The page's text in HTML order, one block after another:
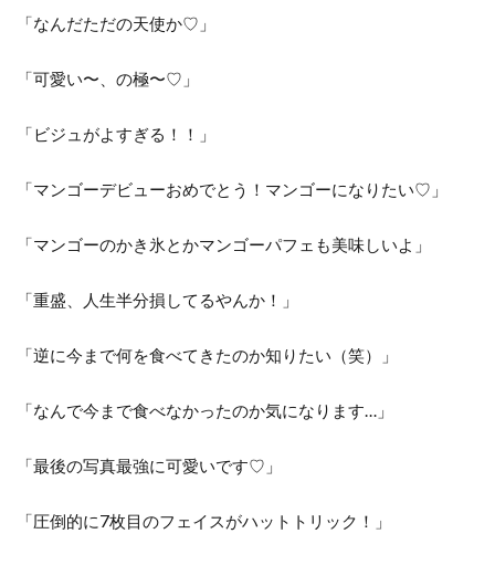
「なんだただの天使か♡」
「可愛い〜、の極〜♡」
「ビジュがよすぎる！！」
「マンゴーデビューおめでとう！マンゴーになりたい♡」
「マンゴーのかき氷とかマンゴーパフェも美味しいよ」
「重盛、人生半分損してるやんか！」
「逆に今まで何を食べてきたのか知りたい（笑）」
「なんで今まで食べなかったのか気になります…」
「最後の写真最強に可愛いです♡」
「圧倒的に7枚目のフェイスがハットトリック！」